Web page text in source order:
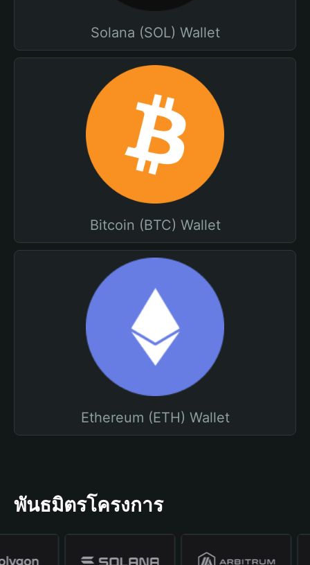
Solana (SOL) Wallet
Bitcoin (BTC) Wallet
Ethereum (ETH) Wallet
พันธมิตรโครงการ